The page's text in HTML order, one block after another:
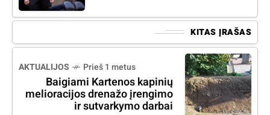
KITAS ĮRAŠAS
AKTUALIJOS Prieš 1 metus
Baigiami Kartenos kapinių
melioracijos drenažo įrengimo
ir sutvarkymo darbai